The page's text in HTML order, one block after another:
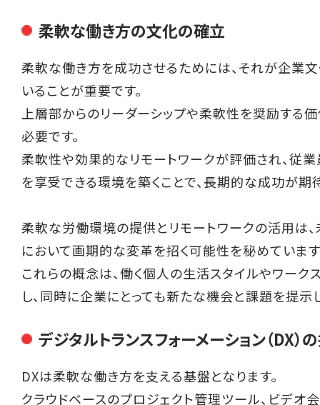
柔軟な働き方の文化の確立
柔軟な働き方を成功させるためには、それが企業
いることが重要です。
上層部からのリーダーシップや柔軟性を奨励する
必要です。
柔軟性や効果的なリモートワークが評価され、従
を享受できる環境を築くことで、長期的な成功が期
柔軟な労働環境の提供とリモートワークの活用は
において画期的な変革を招く可能性を秘めています
これらの概念は、働く個人の生活スタイルやワーク
し、同時に企業にとっても新たな機会と課題を提示
デジタルトランスフォーメーション（DX）
DXは柔軟な働き方を支える基盤となります。
クラウドベースのプロジェクト管理ツール、ビデオ